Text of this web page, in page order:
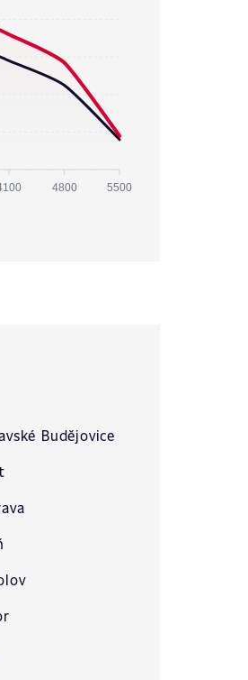
4800 5500
Budějovice